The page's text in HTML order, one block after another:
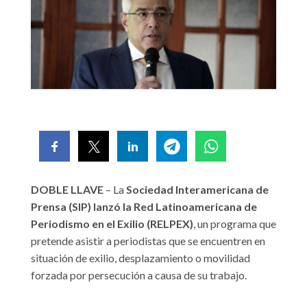
DOBLE LLAVE – LaSociedad Interamericana de
Prensa (SIP) lanzó la Red Latinoamericana de
Periodismo en el Exilio (RELPEX), un programa que
pretende asistir a periodistas que se encuentren en
situación de exilio, desplazamiento o movilidad
forzada por persecución a causa de su trabajo.